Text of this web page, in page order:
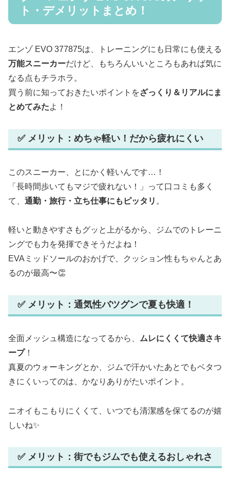
ト・デメリットまとめ！
エンゾ EVO 377875は、トレーニングにも日常にも使える
万能スニーカーだけど、もちろんいいところもあれば気に
なる点もチラホラ。
買う前に知っておきたいポイントをざっくり＆リアルにま
とめてみたよ！
✅ メリット：めちゃ軽い！だから疲れにくい
このスニーカー、とにかく軽いんです…！
「長時間歩いてもマジで疲れない！」って口コミも多く
て、 通勤・旅行・立ち仕事にもピッタリ 。
軽いと動きやすさもグッと上がるから、ジムでのトレーニ
ングでも力を発揮できそうだよね！
EVAミッドソールのおかげで、クッション性もちゃんとあ
るのが最高〜👏
✅ メリット：通気性バツグンで夏も快適！
全面メッシュ構造になってるから、 ムレにくくて快適さキ
ープ！
真夏のウォーキングとか、ジムで汗かいたあとでもベタつ
きにくいってのは、かなりありがたいポイント。
ニオイもこもりにくくて、いつでも清潔感を保てるのが嬉
しいね✨
✅ メリット：街でもジムでも使えるおしゃれさ